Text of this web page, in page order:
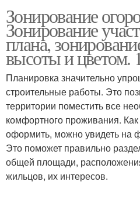
планировке
Участок на зоны
Зонирование
Зонирование
плана,
высоты и цветом.
Планировка значительно
строительные работы. Это
территории поместить все
комфортного проживания.
оформить, можно увидеть на
Это поможет правильно
общей площади,
жильцов, их интересов.